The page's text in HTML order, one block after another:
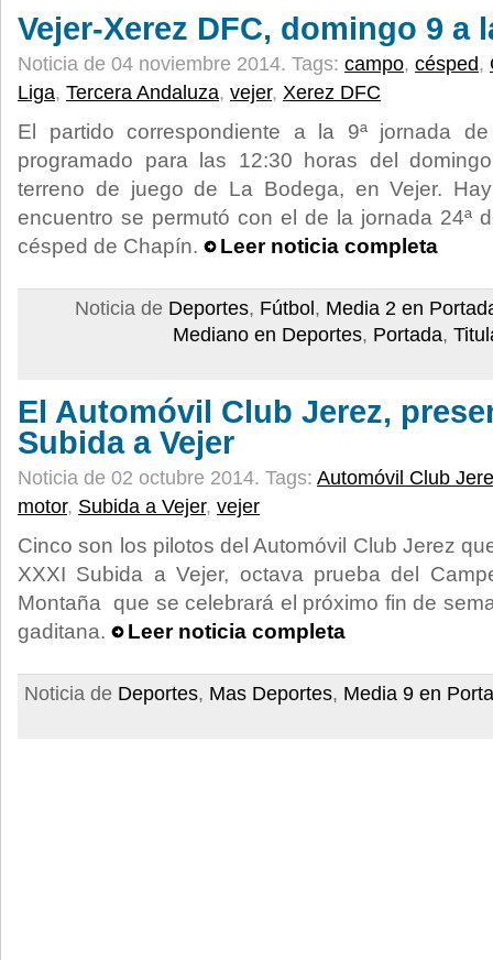
Vejer-Xerez DFC, domingo 9 a
Noticia de 04 noviembre 2014. Tags: campo, césped,
Liga, Tercera Andaluza, vejer, Xerez DFC
El partido correspondiente a la 9ª jornada
programado para las 12:30 horas del
terreno de juego de La Bodega, en Vejer.
encuentro se permutó con el de la jornada 24ª
césped de Chapín.
Leer noticia completa
Noticia de Deportes, Fútbol , Media 2 en
Mediano en Deportes, Portada,
El Automóvil Club Jerez,
Subida a Vejer
Noticia de 02 octubre 2014. Tags: Automóvil Club
motor, Subida a Vejer, vejer
Cinco son los pilotos del Automóvil Club Jerez
XXXI Subida a Vejer, octava prueba del
Montaña que se celebrará el próximo fin de
gaditana.
Leer noticia completa
Noticia de Deportes, Mas Deportes, Media 9 en